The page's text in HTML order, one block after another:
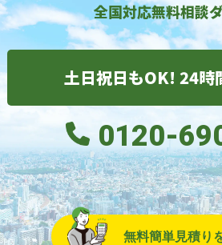
全国対応無料相談
土日祝日もOK! 24時
0120-
無料簡単見積り